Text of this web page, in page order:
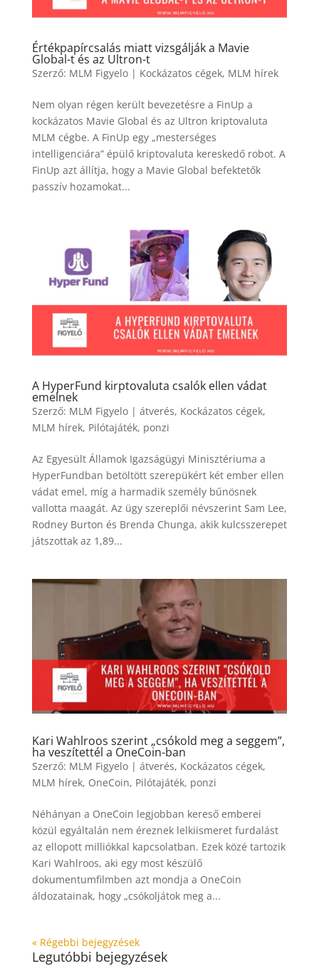
Értékpapírcsalás miatt vizsgálják a Mavie
Global-t és az Ultron-t
Szerző: MLM Figyelo| Kockázatos cégek, MLM hírek
Nem olyan régen került bevezetésre a FinUp a
kockázatos Mavie Global és az Ultron kriptovaluta
MLM cégbe. A FinUp egy „mesterséges
intelligenciára” épülő kriptovaluta kereskedő robot. A
FinUp azt állítja, hogy a Mavie Global befektetők
passzív hozamokat...
A HyperFund kirptovaluta csalók ellen vádat
emelnek
Szerző: MLM Figyelo| átverés, Kockázatos cégek,
MLM hírek, Pilótajáték, ponzi
Az Egyesült Államok Igazságügyi Minisztériuma a
HyperFundban betöltött szerepükért két ember ellen
vádat emel, míg a harmadik személy bűnösnek
vallotta maagát. Az ügy szereplői névszerint Sam Lee,
Rodney Burton és Brenda Chunga, akik kulcsszerepet
játszottak az 1,89...
Kari Wahlroos szerint „csókold meg a seggem”,
ha veszítettél a OneCoin-ban
Szerző: MLM Figyelo| átverés, Kockázatos cégek,
MLM hírek, OneCoin, Pilótajáték, ponzi
Néhányan a OneCoin legjobban kereső emberei
közül egyáltalán nem éreznek lelkiismeret furdalást
az ellopott milliókkal kapcsolatban. Ezek közé tartozik
Kari Wahlroos, aki egy most készülő
dokumentumfilmben azt mondja a OneCoin
áldozatainak, hogy „csókoljátok meg a...
« Régebbi bejegyzések
Legutóbbi bejegyzések